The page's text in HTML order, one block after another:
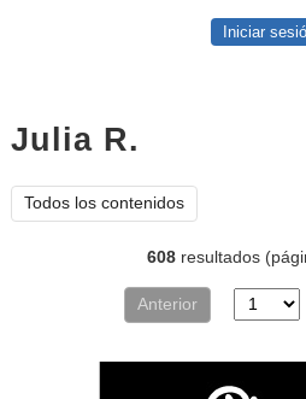
Iniciar
Julia R.
Todos los contenidos
608 resultados
Anterior